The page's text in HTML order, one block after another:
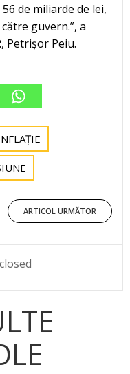
de miliarde de lei,
guvern.”, a
Petrișor Peiu.
ARTICOL URMĂTOR